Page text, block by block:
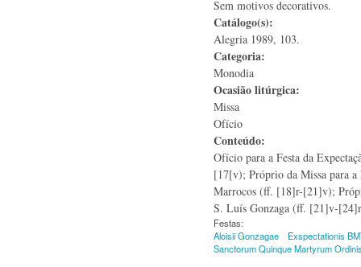
Sem motivos decorativos.
Catálogo(s):
Alegria 1989, 103.
Categoria:
Monodia
Ocasião litúrgica:
Missa
Ofício
Conteúdo:
Ofício para a Festa da
[17[v); Próprio da Missa para a
Marrocos (ff. [18]r-[21]v);
S. Luís Gonzaga (ff. [21]v-
Festas:
Aloisii Gonzagae
Exspectationis
Sanctorum Quinque Martyrum